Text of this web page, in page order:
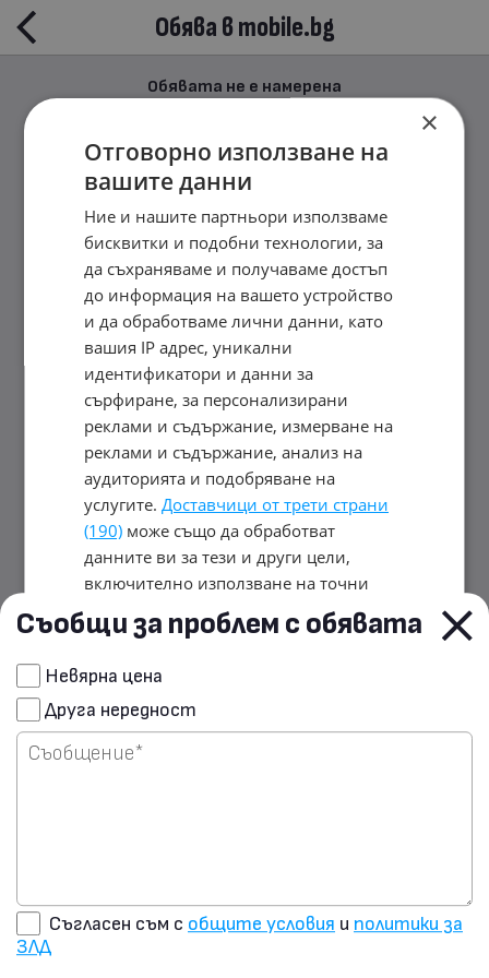
Обява в mobile.bg
Сподели чрез E-mail
Изпрати запитване на
продавача
Съобщи за проблем с обявата
Невярна цена
Друга нередност
Съгласен съм с общите условия и политики за
ЗЛД
Обявата не е намерена
×
Отговорно използване на
вашите данни
Ние и нашите партньори използваме
бисквитки и подобни технологии, за
да съхраняваме и получаваме достъп
до информация на вашето устройство
и да обработваме лични данни, като
вашия IP адрес, уникални
идентификатори и данни за
сърфиране, за персонализирани
реклами и съдържание, измерване на
реклами и съдържание, анализ на
аудиторията и подобряване на
услугите.Доставчици от трети страни
(190) може също да обработват
данните ви за тези и други цели,
включително използване на точни
данни за геолокация и характеристики
на устройството. Вашият избор важи
доставчици може да разчитат на
законен интерес вместо на съгласие;
имате право да възразите вНастройки
за рекламиране
ПРИЕМЕТЕ ВСИЧКИ